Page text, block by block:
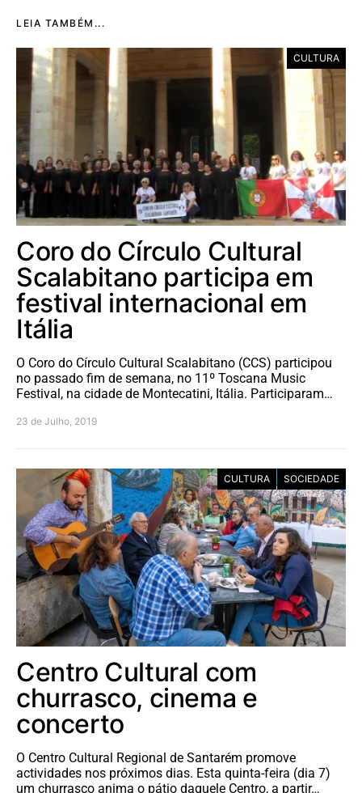
LEIA TAMBÉM...
CULTURA
Coro do Círculo Cultural
Scalabitano participa em
festival internacional em
Itália
O Coro do Círculo Cultural Scalabitano (CCS) participou
no passado fim de semana, no 11º Toscana Music
Festival, na cidade de Montecatini, Itália. Participaram…
23 de Julho, 2019
CULTURA SOCIEDADE
Centro Cultural com
churrasco, cinema e
concerto
O Centro Cultural Regional de Santarém promove
actividades nos próximos dias. Esta quinta-feira (dia 7)
um churrasco anima o pátio daquele Centro, a partir…